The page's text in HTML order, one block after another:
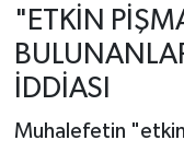
"ETKİN
İDDİASI
Muhalefetin "etkin